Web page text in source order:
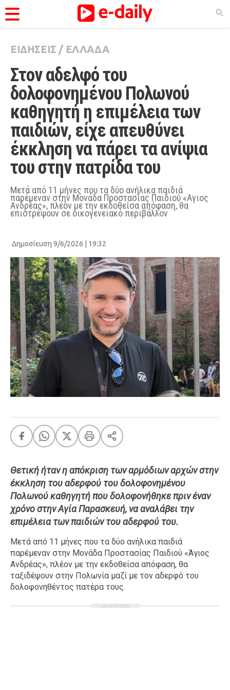
ΚΑΤΗΓΟΡΊΕΣ
Ειδήσεις
Θέματα
Videos
Podcasts
Viral
Life
City Guide
Pop Culture
FEEDS
Πάσχα Eurovision
Retro Summer
OMG LOL
A-List LGBTQI+
Xmas
LIFE
Ταξίδια
Style
Σπίτι
Family
Σχέσεις
AGENDA
Agenda
Επιλογές
ΕΙΔΗΣΕΙΣ / ΕΛΛΑΔΑ
Στον αδελφό του
δολοφονημένου Πολωνού
καθηγητή η επιμέλεια των
παιδιών, είχε απευθύνει
έκκληση να πάρει τα ανίψια
του στην πατρίδα του
Μετά από 11 μήνες που τα δύο ανήλικα παιδιά
παρέμεναν στην Μονάδα Προστασίας Παιδιού «Αγιος
Ανδρέας», πλέον με την εκδοθείσα απόφαση, θα
επιστρέψουν σε οικογενειακό περιβάλλον
Δημοσίευση 9/6/2026 | 19:32
Θετική ήταν η απόκριση των αρμόδιων αρχών στην
έκκληση του αδερφού του δολοφονημένου
Πολωνού καθηγητή που δολοφονήθηκε πριν έναν
χρόνο στην Αγία Παρασκευή, να αναλάβει την
επιμέλεια των παιδιών του αδερφού του.
Μετά από 11 μήνες που τα δύο ανήλικα παιδιά
παρέμεναν στην Μονάδα Προστασίας Παιδιού «Άγιος
Ανδρέας», πλέον με την εκδοθείσα απόφαση, θα
ταξιδέψουν στην Πολωνία μαζί με τον αδερφό του
δολοφονηθέντος πατέρα τους.
ΔΙΑΦΗΜΙΣΗ